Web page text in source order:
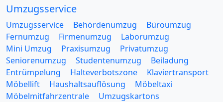
Umzugsservice
Umzugsservice Behördenumzug
Büroumzug
Fernumzug
Firmenumzug
Laborumzug
Mini Umzug
Praxisumzug
Privatumzug
Seniorenumzug
Studentenumzug
Beiladung
Entrümpelung
Halteverbotszone
Klaviertransport
Möbellift
Haushaltsauflösung
Möbeltaxi
Möbelmitfahrzentrale
Umzugskartons